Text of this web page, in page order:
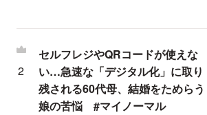
セルフレジやQRコードが使えな
い…急速な「デジタル化」に取り
残される60代母、結婚をためらう
娘の苦悩 #マイノーマル